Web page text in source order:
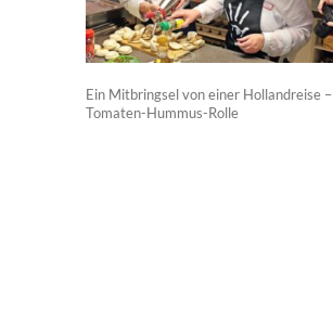
Ein Mitbringsel von einer Hollandreise –
Tomaten-Hummus-Rolle